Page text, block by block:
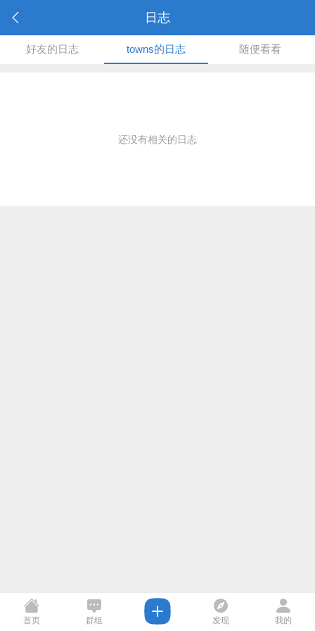
日志
好友的日志 towns的日志 随便看看
还没有相关的日志
首页 群组 发现 我的